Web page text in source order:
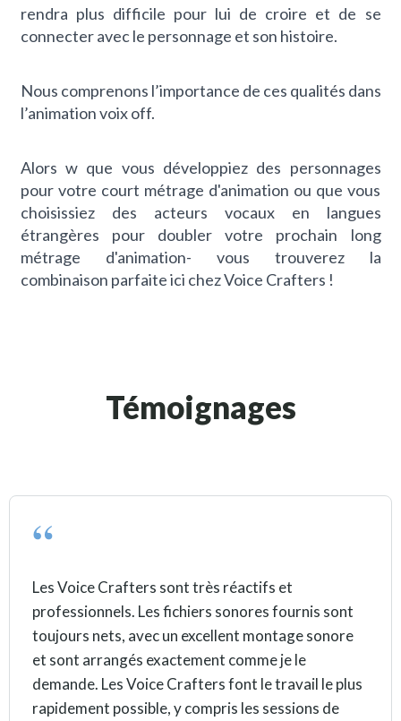
rendra plus difficile pour lui de croire et de se
connecter avec le personnage et son histoire.
Nous comprenons l’importance de ces qualités dans
l’animation voix off.
Alors wque vous développiez des personnages
pour votre court métrage d'animation ou que vous
choisissiez des acteurs vocaux en langues
étrangères pour doubler votre prochain long
métrage d'animation- vous trouverez la
combinaison parfaite ici chez Voice Crafters !
Témoignages
Les Voice Crafters sont très réactifs et
professionnels. Les fichiers sonores fournis sont
toujours nets, avec un excellent montage sonore
et sont arrangés exactement comme je le
demande. Les Voice Crafters font le travail le plus
rapidement possible, y compris les sessions de